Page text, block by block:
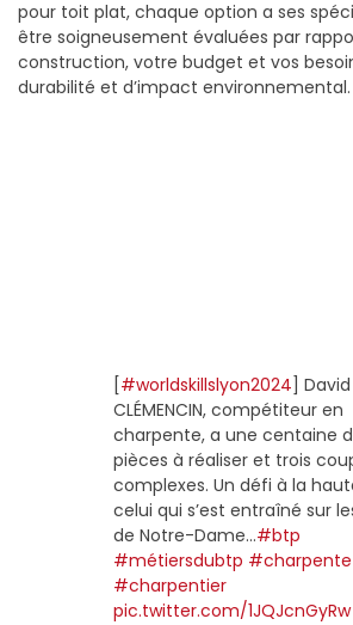
pour toit plat, chaque option a ses
être soigneusement évaluées par
construction, votre budget et vos
durabilité et d’impact environnemental.
[#worldskillslyon2024 ] David
CLÉMENCIN, compétiteur en
charpente, a une centaine
pièces à réaliser et trois
complexes. Un défi à la
celui qui s’est entraîné sur
de Notre-Dame…#btp
#métiersdubtp #charpente
#charpentier
pic.twitter.com/1JQJcnGyRw